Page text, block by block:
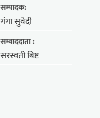
सम्पादक:
गंगा सुवेदी
सम्वाददाता :
सरस्वती बिष्ट